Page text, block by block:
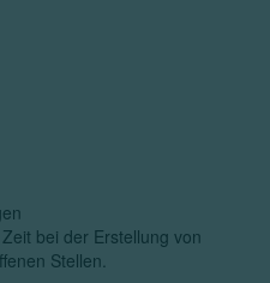
bei der Erstellung von
Stellen.